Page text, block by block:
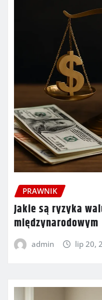
PRAWNIK
Jakie są ryzyka
międzynarodowym
admin lip 20,